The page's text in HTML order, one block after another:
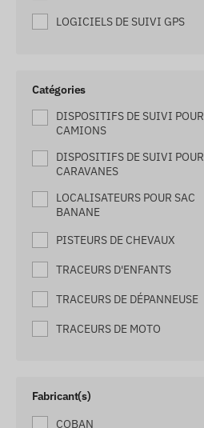
LOGICIELS DE SUIVI GPS
Catégories
DISPOSITIFS DE SUIVI POUR
CAMIONS
DISPOSITIFS DE SUIVI POUR
CARAVANES
LOCALISATEURS POUR SAC
BANANE
PISTEURS DE CHEVAUX
TRACEURS D'ENFANTS
TRACEURS DE DÉPANNEUSE
TRACEURS DE MOTO
TRACEURS DE VÉLO
Fabricant(s)
COBAN